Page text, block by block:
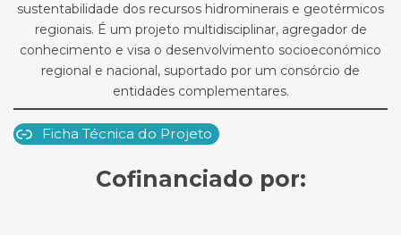
sustentabilidade dos recursos hidrominerais e geotérmicos
regionais. É um projeto multidisciplinar, agregador de
conhecimento e visa o desenvolvimento socioeconómico
regional e nacional, suportado por um consórcio de
entidades complementares.
Ficha Técnica do Projeto
Cofinanciado por: